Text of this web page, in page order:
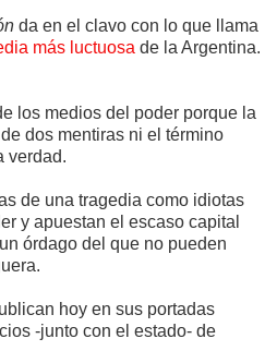
da en el clavo con lo que llama
más luctuosa de la Argentina.
los medios del poder porque la
dos mentiras ni el término
verdad.
de una tragedia como idiotas
y apuestan el escaso capital
órdago del que no pueden
hoy en sus portadas
-junto con el estado- de